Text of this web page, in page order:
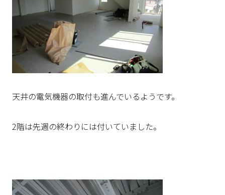
天井の電気機器の取付も進んでいるようです。
2階は先週の終わりには付いていました。